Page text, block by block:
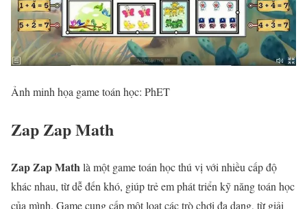
Ảnh minh họa game toán học: PhET
Zap Zap Math
Zap Zap Mathlà một game toán học thú vị với nhiều cấp độ
khác nhau, từ dễ đến khó, giúp trẻ em phát triển kỹ năng toán học
của mình. Game cung cấp một loạt các trò chơi đa dạng, từ giải